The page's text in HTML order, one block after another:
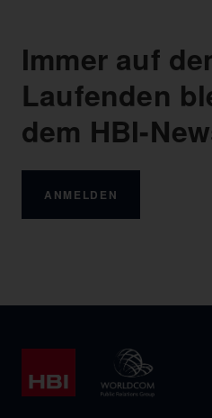
Immer auf
Laufenden
dem HBI-
ANMELDEN